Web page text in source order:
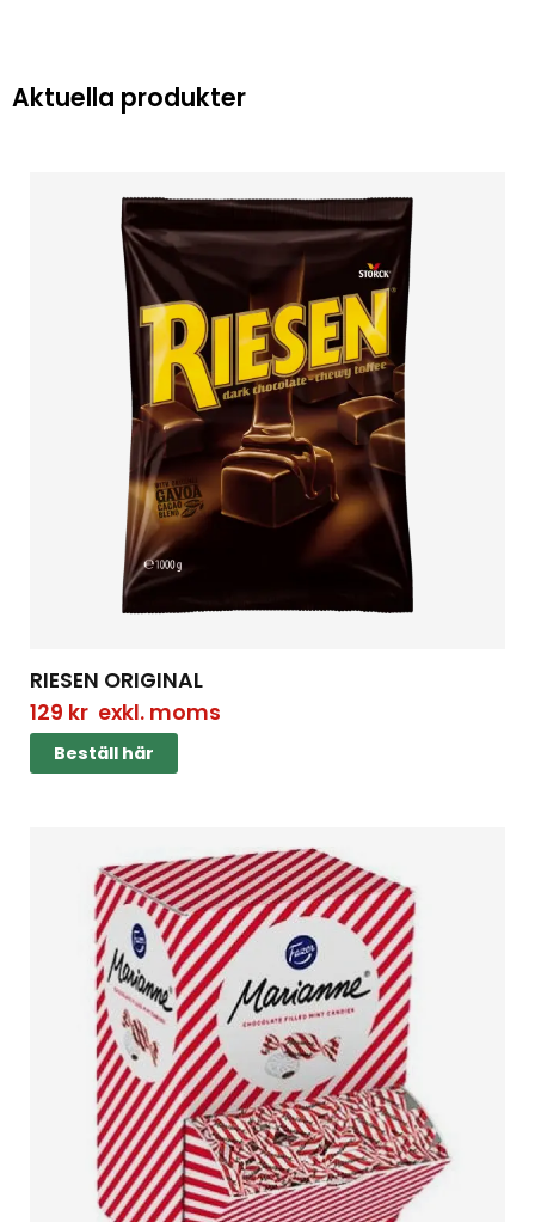
Aktuella produkter
RIESEN ORIGINAL
129 krexkl. moms
Beställ här